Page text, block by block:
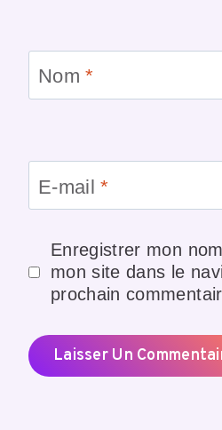
Nom*
E-mail*
Enregistrer mon
mon site dans le
prochain